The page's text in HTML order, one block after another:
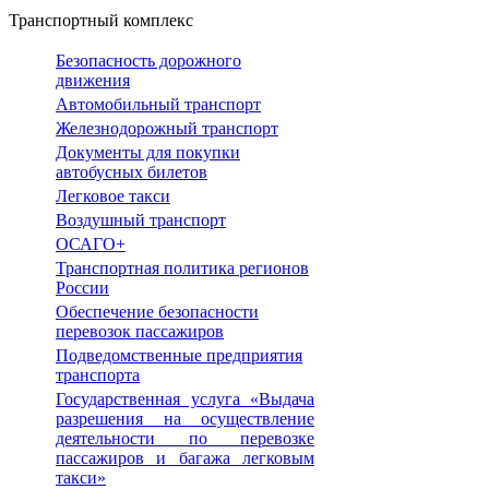
Транспортный комплекс
Безопасность дорожного
движения
Автомобильный транспорт
Железнодорожный транспорт
Документы для покупки
автобусных билетов
Легковое такси
Воздушный транспорт
ОСАГО+
Транспортная политика регионов
России
Обеспечение безопасности
перевозок пассажиров
Подведомственные предприятия
транспорта
Государственная услуга «Выдача
разрешения на осуществление
деятельности по перевозке
пассажиров и багажа легковым
такси»